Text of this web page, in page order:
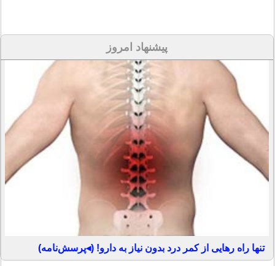
پیشنهاد امروز
تنها راه رهایی از کمر درد بدون نیاز به دارو! (◂پرسش‌نامه)